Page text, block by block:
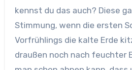
kennst du das auch? Diese ganz besondere
Stimmung, wenn die ersten
Vorfrühlings die kalte Erde
draußen noch nach feuchter